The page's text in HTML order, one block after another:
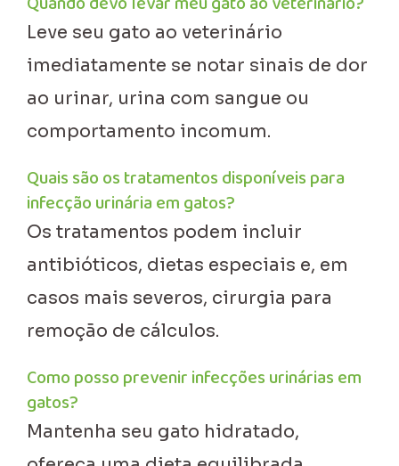
Leve seu gato ao veterinário
imediatamente se notar sinais de dor
ao urinar, urina com sangue ou
comportamento incomum.
Quais são os tratamentos disponíveis para
infecção urinária em gatos?
Os tratamentos podem incluir
antibióticos, dietas especiais e, em
casos mais severos, cirurgia para
remoção de cálculos.
Como posso prevenir infecções urinárias em
gatos?
Mantenha seu gato hidratado,